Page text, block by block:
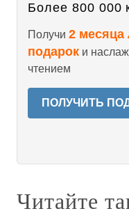
Более 800 000
Получи 2 месяца
подарок и
чтением
ПОЛУЧИТЬ
Читайте